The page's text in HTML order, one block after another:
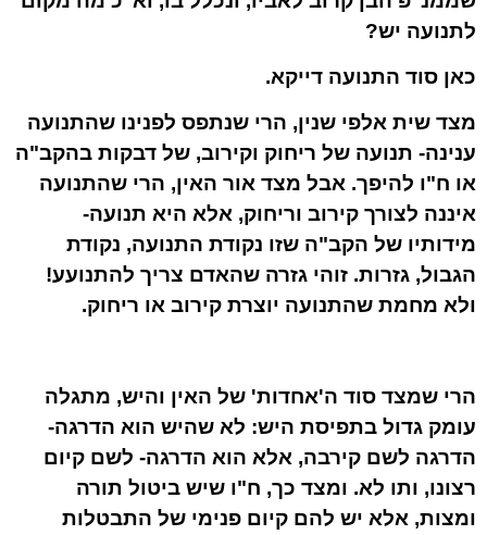
לתנועה יש?
כאן סוד התנועה דייקא.
מצד שית אלפי שנין, הרי שנתפס לפנינו שהתנועה
ענינה- תנועה של ריחוק וקירוב, של דבקות בהקב"ה
או ח"ו להיפך. אבל מצד אור האין, הרי שהתנועה
איננה לצורך קירוב וריחוק, אלא היא תנועה-
מידותיו של הקב"ה שזו נקודת התנועה, נקודת
הגבול, גזרות. זוהי גזרה שהאדם צריך להתנועע!
ולא מחמת שהתנועה יוצרת קירוב או ריחוק.
הרי שמצד סוד ה'אחדות' של האין והיש, מתגלה
עומק גדול בתפיסת היש: לא שהיש הוא הדרגה-
הדרגה לשם קירבה, אלא הוא הדרגה- לשם קיום
רצונו, ותו לא. ומצד כך, ח"ו שיש ביטול תורה
ומצות, אלא יש להם קיום פנימי של התבטלות